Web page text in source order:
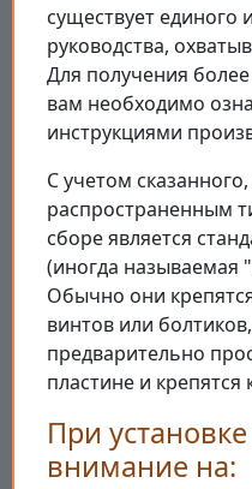
существует
руководства,
Для получения
вам необходимо
инструкциями
С учетом
распространенным
сборе является
(иногда называемая
Обычно они
винтов или
предварительно
пластине и крепятся
При
внимание на: